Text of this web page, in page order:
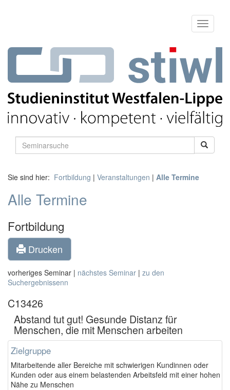
Sie sind hier: Fortbildung | Veranstaltungen | Alle Termine
Alle Termine
Fortbildung
Drucken
vorheriges Seminar | nächstes Seminar | zu den
Suchergebnissenn
C13426
Abstand tut gut! Gesunde Distanz für
Menschen, die mit Menschen arbeiten
Zielgruppe
Mitarbeitende aller Bereiche mit schwierigen Kundinnen oder
Kunden oder aus einem belastenden Arbeitsfeld mit einer hohen
Nähe zu Menschen